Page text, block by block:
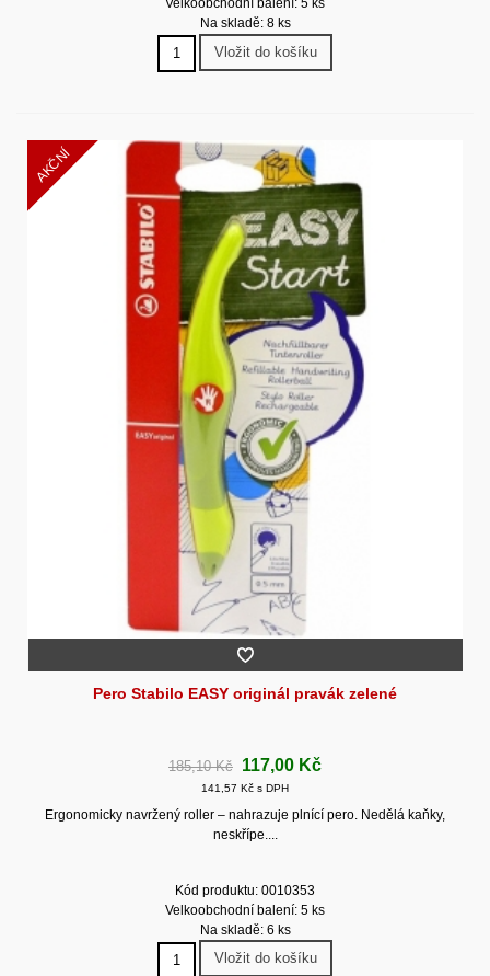
Na skladě: 8 ks
Vložit do košíku
AKČNÍ
Pero Stabilo EASY originál pravák zelené
185,10 Kč 117,00 Kč
141,57 Kč s DPH
Ergonomicky navržený roller – nahrazuje plnící pero. Nedělá kaňky,
neskřípe....
Kód produktu: 0010353
Velkoobchodní balení: 5 ks
Na skladě: 6 ks
Vložit do košíku